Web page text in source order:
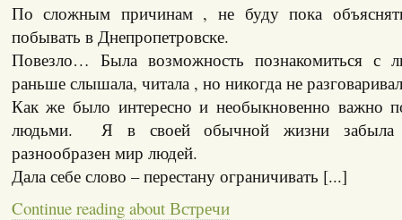
По сложным причинам , не буду пока
побывать в Днепропетровске.
Повезло… Была возможность познакомиться с
раньше слышала, читала , но никогда не
Как же было интересно и необыкновенно важно
людьми. Я в своей обычной жизни забыла
разнообразен мир людей.
Дала себе слово – перестану ограничивать [...]
Continue reading about Встречи